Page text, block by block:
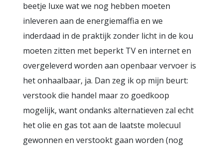
beetje luxe wat we nog hebben moeten
inleveren aan de energiemaffia en we
inderdaad in de praktijk zonder licht in de kou
moeten zitten met beperkt TV en internet en
overgeleverd worden aan openbaar vervoer is
het onhaalbaar, ja. Dan zeg ik op mijn beurt:
verstook die handel maar zo goedkoop
mogelijk, want ondanks alternatieven zal echt
het olie en gas tot aan de laatste molecuul
gewonnen en verstookt gaan worden (nog